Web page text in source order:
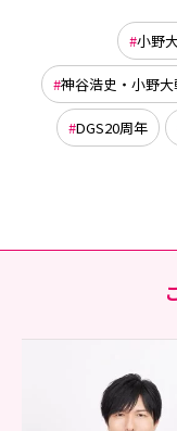
小野
神谷浩史・小野
DGS20周年